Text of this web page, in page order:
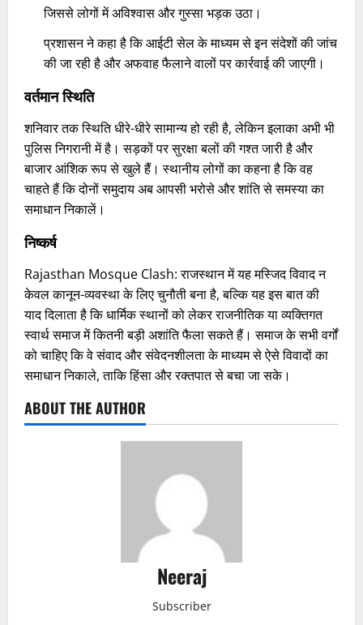
जिससे लोगों में अविश्वास और गुस्सा भड़क उठा।
प्रशासन ने कहा है कि आईटी सेल के माध्यम से इन संदेशों की जांच
की जा रही है और अफवाह फैलाने वालों पर कार्रवाई की जाएगी।
वर्तमान स्थिति
शनिवार तक स्थिति धीरे-धीरे सामान्य हो रही है, लेकिन इलाका अभी भी
पुलिस निगरानी में है। सड़कों पर सुरक्षा बलों की गश्त जारी है और
बाजार आंशिक रूप से खुले हैं। स्थानीय लोगों का कहना है कि वह
चाहते हैं कि दोनों समुदाय अब आपसी भरोसे और शांति से समस्या का
समाधान निकालें।
निष्कर्ष
Rajasthan Mosque Clash: राजस्थान में यह मस्जिद विवाद न
केवल कानून-व्यवस्था के लिए चुनौती बना है, बल्कि यह इस बात की
याद दिलाता है कि धार्मिक स्थानों को लेकर राजनीतिक या व्यक्तिगत
स्वार्थ समाज में कितनी बड़ी अशांति फैला सकते हैं। समाज के सभी वर्गों
को चाहिए कि वे संवाद और संवेदनशीलता के माध्यम से ऐसे विवादों का
समाधान निकाले, ताकि हिंसा और रक्तपात से बचा जा सके।
ABOUT THE AUTHOR
Neeraj
Subscriber